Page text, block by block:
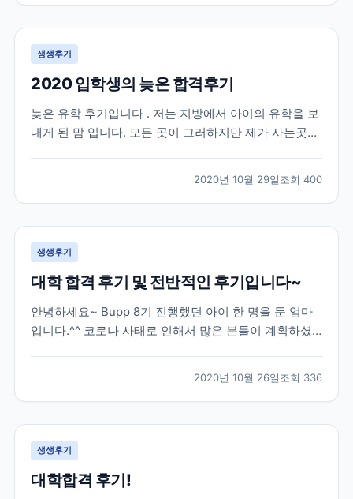
유학원의 권유로 토론토의 대형사립고등학교로 갔으
나,...
생생후기
2020 입학생의 늦은 합격후기
늦은 유학 후기입니다 . 저는 지방에서 아이의 유학을 보
내게 된 맘 입니다. 모든 곳이 그러하지만 제가 사는곳은
아보게 되었습니다 . 인터넷으로 “ 유학원 ” 을 검색해서
2-3 군데 전화를 했는데 대부분 바...
2020년 10월 29일조회 400
생생후기
대학 합격 후기 및 전반적인 후기입니다~
안녕하세요~ Bupp 8기 진행했던 아이 한 명을 둔 엄마
입니다.^^ 코로나 사태로 인해서 많은 분들이 계획하셨
이 될까 해서 늦게나마 작성해봅니다.*^^* 저희 아이는
한국에서 고3 수능까지 응시한 후 재수를 결정했던...
2020년 10월 26일조회 336
생생후기
대학합격 후기!